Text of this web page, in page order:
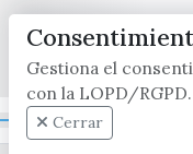
x / twitter
Gestiona el
con la LOPD/RGPD.
Cerrar